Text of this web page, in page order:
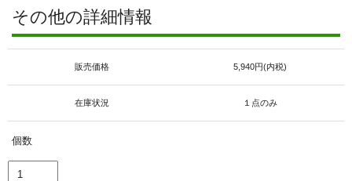
その他の詳細情報
販売価格 5,940円(内税)
在庫状況 １点のみ
個数